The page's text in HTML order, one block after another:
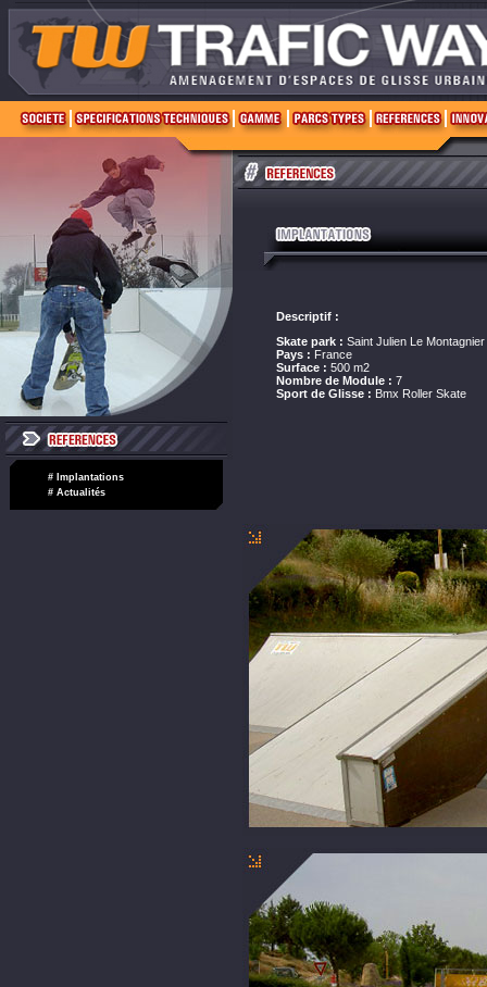
# Implantations
# Actualités
Descriptif :
Skate park : Saint Julien Le Montagnier
Pays : France
Surface : 500 m2
Nombre de Module : 7
Sport de Glisse : Bmx Roller Skate